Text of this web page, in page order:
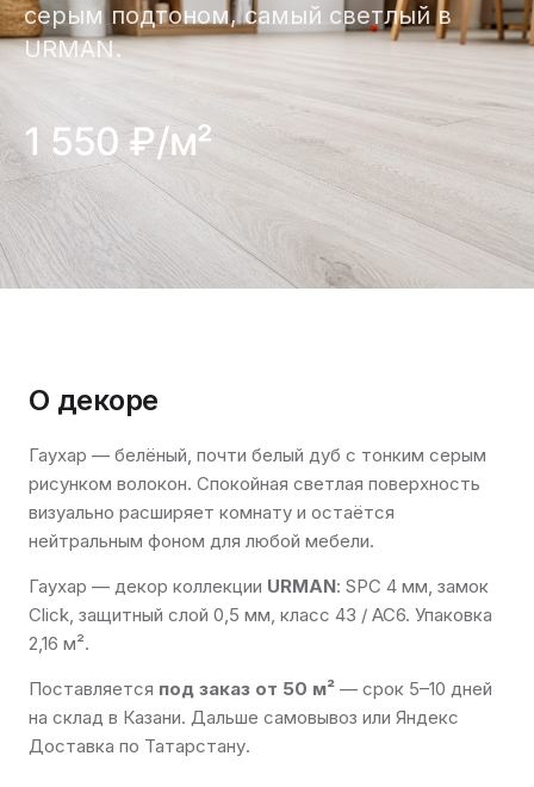
серым подтоном, самый светлый в
URMAN.
1 550 ₽/м²
О декоре
Гаухар — белёный, почти белый дуб с тонким серым
рисунком волокон. Спокойная светлая поверхность
визуально расширяет комнату и остаётся
нейтральным фоном для любой мебели.
Гаухар — декор коллекции URMAN: SPC 4 мм, замок
Click, защитный слой 0,5 мм, класс 43 / AC6. Упаковка
2,16 м².
Поставляется под заказ от 50 м² — срок 5–10 дней
на склад в Казани. Дальше самовывоз или Яндекс
Доставка по Татарстану.